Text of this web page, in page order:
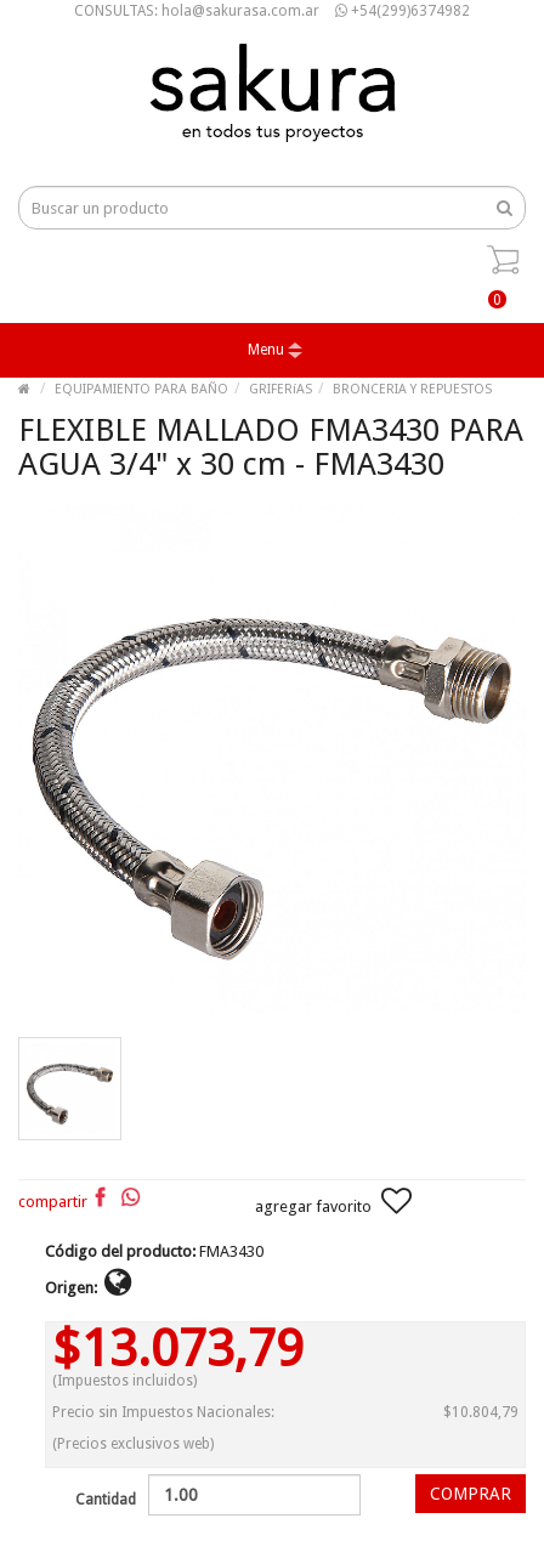
CONSULTAS: hola@sakurasa.com.ar +54(299)6374982
0
Menu
EQUIPAMIENTO PARA BAÑO GRIFERíAS BRONCERIA Y REPUESTOS
FLEXIBLE MALLADO FMA3430 PARA
AGUA 3/4" x 30 cm - FMA3430
compartir agregar favorito
Código del producto: FMA3430
Origen:
$13.073,79
(Impuestos incluidos)
Precio sin Impuestos Nacionales:
$10.804,79
(Precios exclusivos web)
Cantidad